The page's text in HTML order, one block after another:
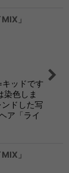
」
ッドです
染色しま
ドした写
ア「ライ
」